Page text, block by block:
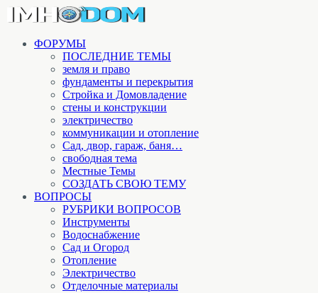
ФОРУМЫ
ПОСЛЕДНИЕ ТЕМЫ
земля и право
фундаменты и перекрытия
Стройка и Домовладение
стены и конструкции
электричество
коммуникации и отопление
Cад, двор, гараж, баня…
свободная тема
Местные Темы
СОЗДАТЬ СВОЮ ТЕМУ
ВОПРОСЫ
РУБРИКИ ВОПРОСОВ
Инструменты
Водоснабжение
Сад и Огород
Отопление
Электричество
Отделочные материалы